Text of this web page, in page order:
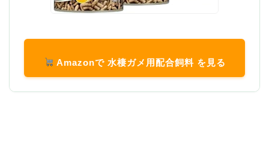
Amazonで 水棲ガメ用配合飼料 を見る